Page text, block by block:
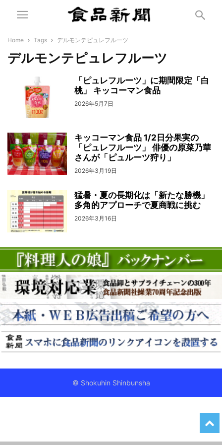
Home Tags デルモンテピュレフルーツ
デルモンテピュレフルーツ
「ピュレフルーツ」に期間限定「白
桃」 キッコーマン食品
2026年5月7日
キッコーマン食品 1/2日分果実の
「ピュレフルーツ」 俳優の原菜乃華
さんが「ピュルーツ狩り」
2026年3月19日
猛暑・夏の長期化は「新たな勝機」
多角的アプローチで夏商戦に挑む
2026年3月16日
© Shokuhin Shinbunsha